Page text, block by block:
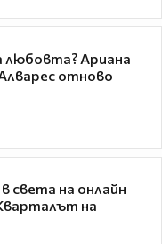
любовта? Ариана
отново
света на онлайн
на